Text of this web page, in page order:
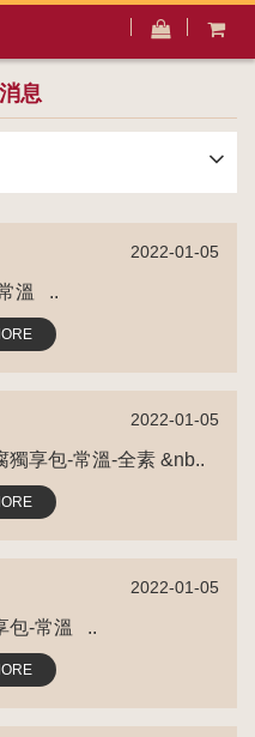
息
2022-01-05
溫 ..
2022-01-05
獨享包-常溫-全素 &nb..
2022-01-05
包-常溫 ..